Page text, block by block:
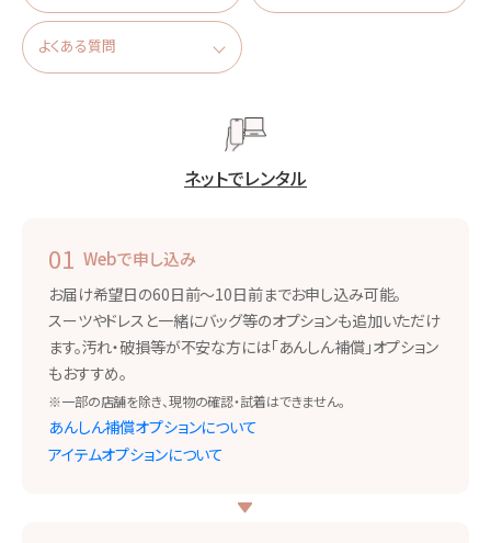
よくある質問
ネットでレンタル
01 Webで申し込み
お届け希望日の60日前〜10日前までお申し込み可能。
スーツやドレスと一緒にバッグ等のオプションも追加いただけ
ます。汚れ・破損等が不安な方には「あんしん補償」オプション
もおすすめ。
※一部の店舗を除き、現物の確認・試着はできません。
あんしん補償オプションについて
アイテムオプションについて